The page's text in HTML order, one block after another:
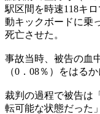
駅区間を時速118キ
動キックボードに乗
死亡させた。
事故当時、被告の血
（0．08％）をはる
裁判の過程で被告は
転可能な状態だった